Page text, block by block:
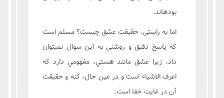
بودهاند.
اما به راستی، حقيقت عشق چيست؟ مسلم است
که پاسخ دقیق و روشنی به این سوال نمیتوان
داد، زيرا عشق مانند هستي، مفهومي دارد كه
اعرف الاشياء است و در عین حال، كنه و حقيقت
آن در غايت خفا است.